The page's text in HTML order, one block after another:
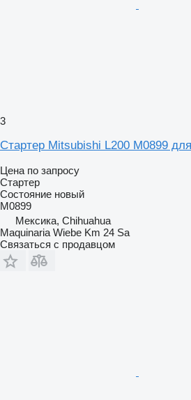
3
Стартер Mitsubishi L200 M0899
Цена по запросу
Стартер
Состояние новый
M0899
Мексика, Chihuahua
Maquinaria Wiebe Km 24 Sa
Связаться с продавцом